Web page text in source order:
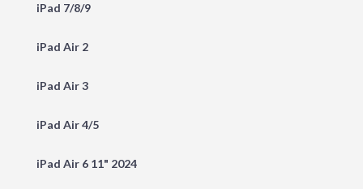
iPad 7/8/9
iPad Air 2
iPad Air 3
iPad Air 4/5
iPad Air 6 11" 2024